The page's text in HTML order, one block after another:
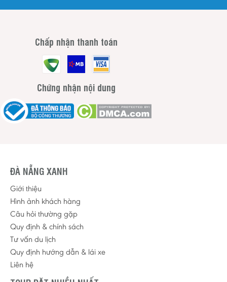
Chấp nhận thanh toán
Chứng nhận nội dung
ĐÀ NẴNG XANH
Giới thiệu
Hình ảnh khách hàng
Câu hỏi thường gặp
Quy định & chính sách
Tư vấn du lịch
Quy định hướng dẫn & lái xe
Liên hệ